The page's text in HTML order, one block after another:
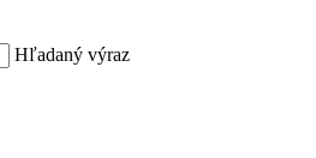
Hľadaný výraz